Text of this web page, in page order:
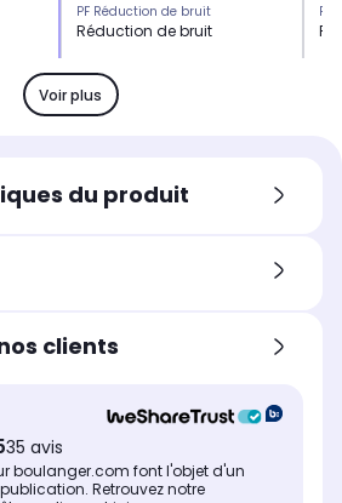
la
PF Réduction de bruit
Réduction de bruit
Kit mains libres
Oui
PF contrôle
Contrôlez les appels et la
jusqu'à 30h
40 minutes
PF
Voir plus
du produit
clients
35 avis
boulanger.com font l'objet d'un
Retrouvez notre